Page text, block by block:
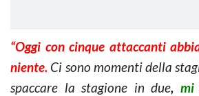
“Oggi con cinque attaccanti
niente. Ci sono momenti della
spaccare la stagione in due, mi